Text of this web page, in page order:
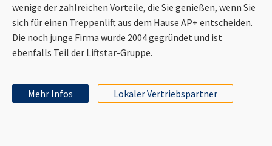
wenige der zahlreichen Vorteile, die Sie genießen, wenn Sie
sich für einen Treppenlift aus dem Hause AP+ entscheiden.
Die noch junge Firma wurde 2004 gegründet und ist
ebenfalls Teil der Liftstar-Gruppe.
Mehr Infos Lokaler Vertriebspartner